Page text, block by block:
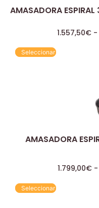
AMASADORA
1.557,50€ -
Seleccionar
AMASADORA
1.799,00€ -
Seleccionar